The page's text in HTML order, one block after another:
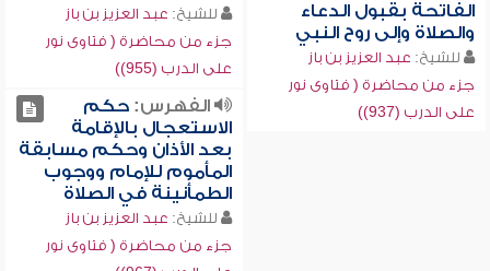
الفاتحة بقبول الدعاء
والصلاة وإلى روح النبي
للشيخ: عبد العزيز بن باز
جزء من محاضرة ( فتاوى نور
على الدرب (937))
للشيخ: عبد العزيز بن باز
جزء من محاضرة ( فتاوى نور
على الدرب (955))
الفهرس:حكم
الاستعجال بالإقامة
بعد الأذان وحكم مسابقة
المأموم للإمام ووجوب
الطمأنينة في الصلاة
للشيخ: عبد العزيز بن باز
جزء من محاضرة ( فتاوى نور